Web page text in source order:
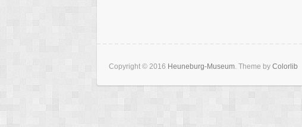
Copyright © 2016 Heuneburg-Museum. Theme by Colorlib